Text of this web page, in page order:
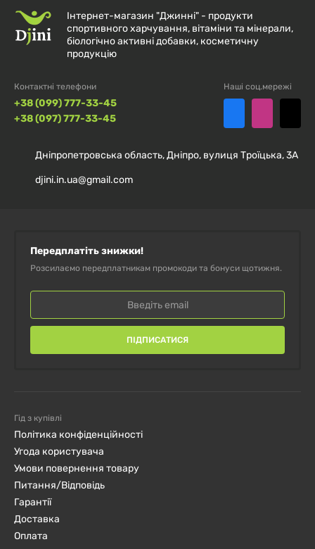
Інтернет-магазин "Джинні" - продукти
спортивного харчування, вітаміни та мінерали,
біологічно активні добавки, косметичну
продукцію
Контактні телефони
+38 (099) 777-33-45
+38 (097) 777-33-45
Наші соц.мережі
Дніпропетровська область, Дніпро, вулиця Троїцька, 3А
djini.in.ua@gmail.com
Передплатіть знижки!
Розсилаємо передплатникам промокоди та бонуси щотижня.
ПІДПИСАТИСЯ
Гід з купівлі
Політика конфіденційності
Угода користувача
Умови повернення товару
Питання/Відповідь
Гарантії
Доставка
Оплата